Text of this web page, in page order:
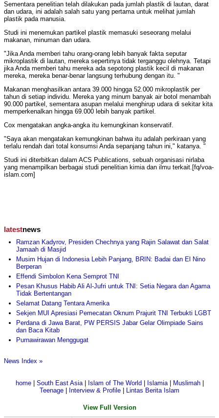
Sementara penelitian telah dilakukan pada jumlah plastik di lautan, darat
dan udara, ini adalah salah satu yang pertama untuk melihat jumlah
plastik pada manusia.
Studi ini menemukan partikel plastik memasuki seseorang melalui
makanan, minuman dan udara.
"Jika Anda memberi tahu orang-orang lebih banyak fakta seputar
mikroplastik di lautan, mereka sepertinya tidak terganggu olehnya. Tetapi
jika Anda memberi tahu mereka ada sepotong plastik kecil di makanan
mereka, mereka benar-benar langsung terhubung dengan itu. "
Makanan menghasilkan antara 39.000 hingga 52.000 mikroplastik per
tahun di setiap individu. Mereka yang minum banyak air botol menambah
90.000 partikel, sementara asupan melalui menghirup udara di sekitar kita
memperkenalkan hingga 69.000 lebih banyak partikel.
Cox mengatakan angka-angka itu kemungkinan konservatif.
"Saya akan mengatakan kemungkinan bahwa itu adalah perkiraan yang
terlalu rendah dari total konsumsi Anda sepanjang tahun ini," katanya. "
Studi ini diterbitkan dalam ACS Publications, sebuah organisasi nirlaba
yang menampilkan berbagai studi penelitian kimia dan ilmu terkait.[fq/voa-
islam.com]
latestnews
Ramzan Kadyrov, Presiden Chechnya yang Rajin Salawat dan Salat
Jamaah di Masjid
Musim Hujan di Indonesia Lebih Panjang, BRIN: Badai dan El Nino
Berperan
Effendi Simbolon Kena Semprot TNI
Pesan Khusus Habib Ali Al-Jufri untuk TNI: Setia Negara dan Agama
Tidak Bertentangan
Selamat Datang Tentara Amerika
Sekjen MUI Apresiasi Pemecatan Oknum Prajurit TNI Terbukti LGBT
Perdana di Jawa Barat, PW PERSIS Jabar Gelar Olimpiade Sains
dan Baca Kitab
Purnawirawan Menggugat
News Index »
home| South East Asia| Islam of The World Islamia| Muslimah|
Teenage
Interview & Profile Lintas Berita Islam
View Full Version